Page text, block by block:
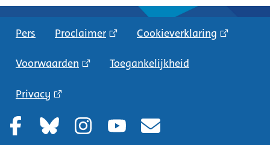
Pers Proclaimer Cookieverklaring
Voorwaarden Toegankelijkheid
Privacy